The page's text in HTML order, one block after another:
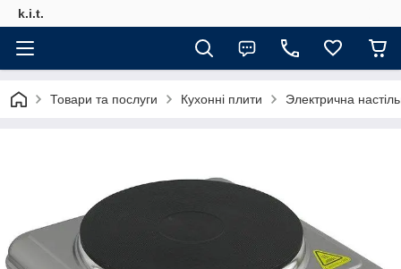
k.i.t.
Товари та послуги Кухонні плити Электрична